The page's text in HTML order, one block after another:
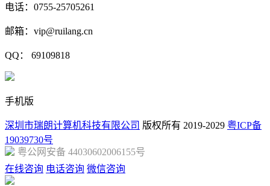
电话：0755-25705261
邮箱：vip@ruilang.cn
QQ： 69109818
手机版
深圳市瑞朗计算机科技有限公司 版权所有 2019-2029 粤ICP备
19039730号
粤公网安备 44030602006155号
在线咨询 电话咨询 微信咨询